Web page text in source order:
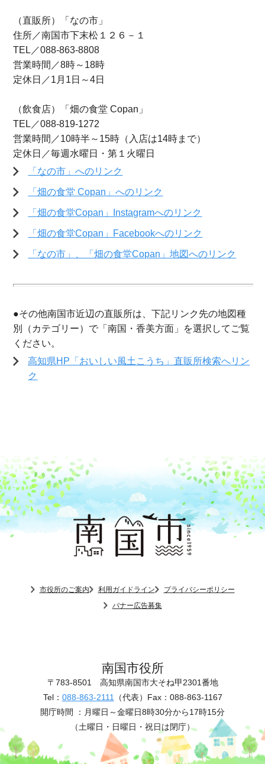
（直販所）「なの市」
住所／南国市下末松１２６－１
TEL／088-863-8808
営業時間／8時～18時
定休日／1月1日～4日
（飲食店）「畑の食堂 Copan」
TEL／088-819-1272
営業時間／10時半～15時（入店は14時まで）
定休日／毎週水曜日・第１火曜日
「なの市」へのリンク
「畑の食堂 Copan」へのリンク
「畑の食堂Copan」Instagramへのリンク
「畑の食堂Copan」Facebookへのリンク
「なの市」、「畑の食堂Copan」地図へのリンク
●その他南国市近辺の直販所は、下記リンク先の地図種
別（カテゴリー）で「南国・香美方面」を選択してご覧
ください。
高知県HP「おいしい風土こうち」直販所検索へリン
ク
市役所のご案内 利用ガイドライン
プライバシーポリシー
バナー広告募集
南国市役所
〒783-8501 高知県南国市大そね甲2301番地
Tel： 088-863-2111 （代表） Fax：088-863-1167
開庁時間 ： 月曜日～金曜日8時30分から17時15分
（土曜日・日曜日・祝日は閉庁）